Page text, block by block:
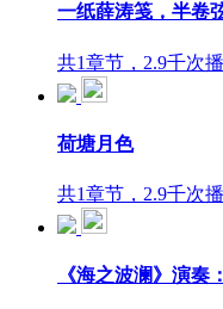
一纸薛涛笺，半卷
共1章节，2.9千次
荷塘月色
共1章节，2.9千次
《海之波澜》演奏